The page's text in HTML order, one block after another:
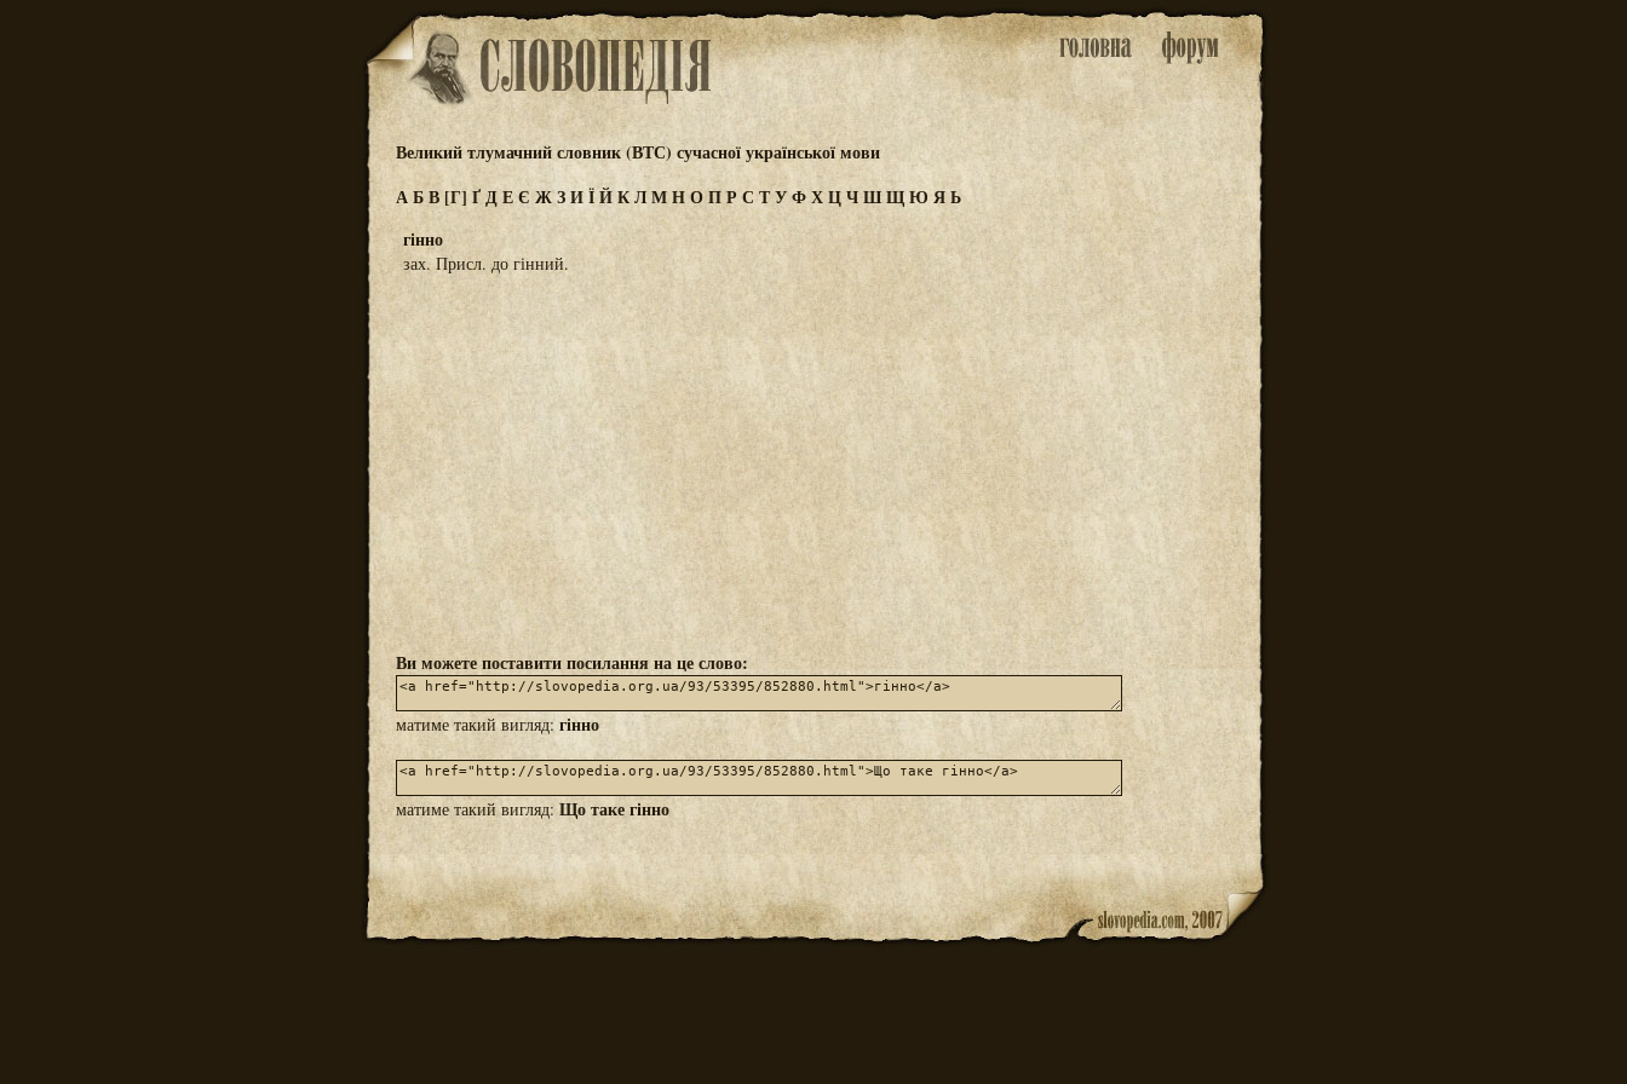
Великий тлумачний словник (ВТС) сучасної української мови
АБВ[Г] ҐДЕЄ ЖЗИЇЙКЛМНОПРС ТУФХЦЧШЩЮ ЯЬ
гінно
зах. Присл. до гінний.
Ви можете поставити посилання на це слово:
матиме такий вигляд: гінно
матиме такий вигляд:Що таке гінно